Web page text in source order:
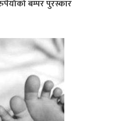
बम्पर पुरस्कार